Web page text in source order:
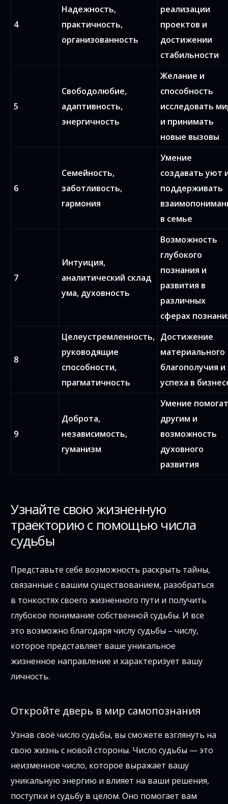
4
Надежность,
практичность,
организованность
реализации
проектов и
достижении
стабильности
5
Свободолюбие,
адаптивность,
энергичность
Желание и
способность
исследовать
и принимать
новые вызовы
6
Семейность,
заботливость,
гармония
Умение
создавать уют
поддерживать
в семье
7
Интуиция,
аналитический склад
ума, духовность
Возможность
глубокого
познания и
развития в
различных
сферах
8
Целеустремленность,
руководящие
способности,
прагматичность
Достижение
материального
благополучия и
успеха в
9
Доброта,
независимость,
гуманизм
Умение
другим и
возможность
духовного
развития
Узнайте свою жизненную
траекторию с помощью числа
судьбы
Представьте себе возможность раскрыть тайны,
связанные с вашим существованием, разобраться
в тонкостях своего жизненного пути и получить
глубокое понимание собственной судьбы. И все
это возможно благодаря числу судьбы – числу,
которое представляет ваше уникальное
жизненное направление и характеризует вашу
личность.
Откройте дверь в мир самопознания
Узнав своё число судьбы, вы сможете взглянуть на
свою жизнь с новой стороны. Число судьбы — это
неизменное число, которое выражает вашу
уникальную энергию и влияет на ваши решения,
поступки и судьбу в целом. Оно помогает вам